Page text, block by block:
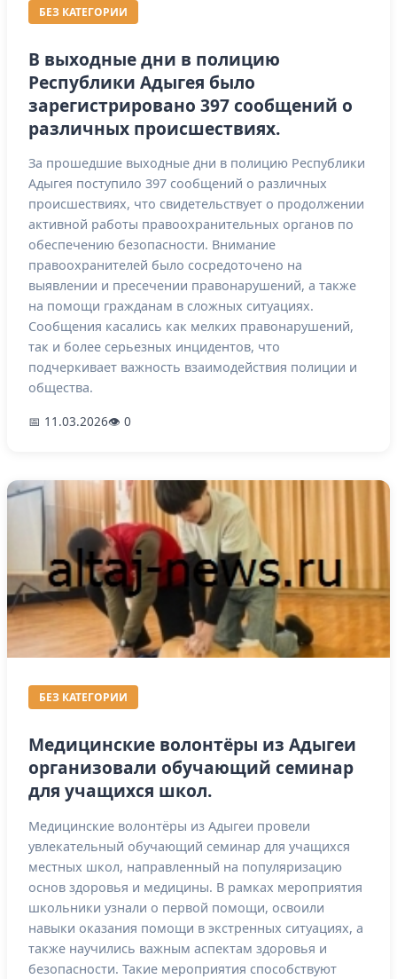
БЕЗ КАТЕГОРИИ
В выходные дни в полицию
Республики Адыгея было
зарегистрировано 397 сообщений о
различных происшествиях.
За прошедшие выходные дни в полицию Республики
Адыгея поступило 397 сообщений о различных
происшествиях, что свидетельствует о продолжении
активной работы правоохранительных органов по
обеспечению безопасности. Внимание
правоохранителей было сосредоточено на
выявлении и пресечении правонарушений, а также
на помощи гражданам в сложных ситуациях.
Сообщения касались как мелких правонарушений,
так и более серьезных инцидентов, что
подчеркивает важность взаимодействия полиции и
общества.
📅 11.03.2026👁 0
БЕЗ КАТЕГОРИИ
Медицинские волонтёры из Адыгеи
организовали обучающий семинар
для учащихся школ.
Медицинские волонтёры из Адыгеи провели
увлекательный обучающий семинар для учащихся
местных школ, направленный на популяризацию
основ здоровья и медицины. В рамках мероприятия
школьники узнали о первой помощи, освоили
навыки оказания помощи в экстренных ситуациях, а
также научились важным аспектам здоровья и
безопасности. Такие мероприятия способствуют